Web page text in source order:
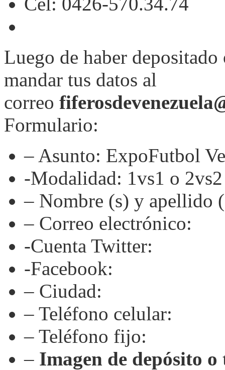
Luego de haber
mandar tus datos al
correo
Formulario:
– Asunto: ExpoFutbol
-Modalidad: 1vs1 o 2vs2
– Nombre (s) y apellido
– Correo electrónico:
-Cuenta Twitter:
-Facebook:
– Ciudad:
– Teléfono celular:
– Teléfono fijo:
– Imagen de depósito